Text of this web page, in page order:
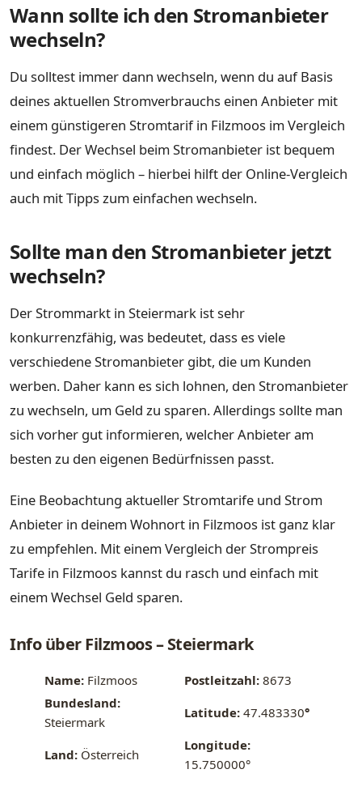
Wann sollte ich den Stromanbieter
wechseln?
Du solltest immer dann wechseln, wenn du auf Basis
deines aktuellen Stromverbrauchs einen Anbieter mit
einem günstigeren Stromtarif in Filzmoos im Vergleich
findest. Der Wechsel beim Stromanbieter ist bequem
und einfach möglich – hierbei hilft der Online-Vergleich
auch mit Tipps zum einfachen wechseln.
Sollte man den Stromanbieter jetzt
wechseln?
Der Strommarkt in Steiermark ist sehr
konkurrenzfähig, was bedeutet, dass es viele
verschiedene Stromanbieter gibt, die um Kunden
werben. Daher kann es sich lohnen, den Stromanbieter
zu wechseln, um Geld zu sparen. Allerdings sollte man
sich vorher gut informieren, welcher Anbieter am
besten zu den eigenen Bedürfnissen passt.
Eine Beobachtung aktueller Stromtarife und Strom
Anbieter in deinem Wohnort in Filzmoos ist ganz klar
zu empfehlen. Mit einem Vergleich der Strompreis
Tarife in Filzmoos kannst du rasch und einfach mit
einem Wechsel Geld sparen.
Info über Filzmoos – Steiermark
Name: Filzmoos Postleitzahl: 8673
Bundesland:
Steiermark
Latitude: 47.483330°
Land: Österreich
Longitude:
15.750000°